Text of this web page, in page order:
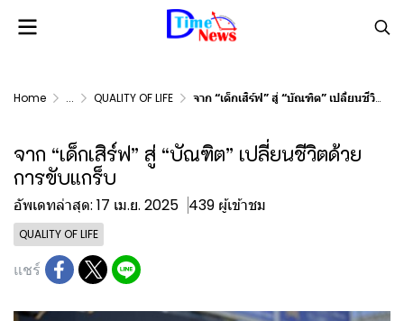
Home ... QUALITY OF LIFE จาก “เด็กเสิร์ฟ” สู่ “บัณฑิต” เปลี่ยนชีวิตด้วยการขับแกร็บ
จาก “เด็กเสิร์ฟ” สู่ “บัณฑิต” เปลี่ยนชีวิตด้วย
การขับแกร็บ
อัพเดทล่าสุด: 17 เม.ย. 2025 439 ผู้เข้าชม
QUALITY OF LIFE
แชร์